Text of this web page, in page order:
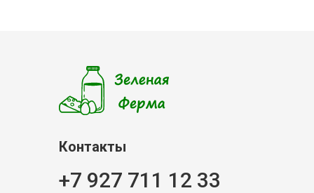
Контакты
+7 927 711 12 33